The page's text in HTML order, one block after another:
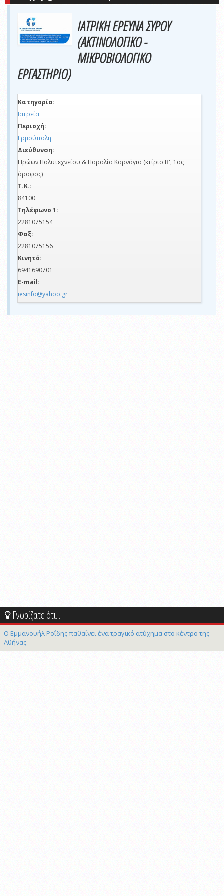
ΙΑΤΡΙΚΗ ΕΡΕΥΝΑ ΣΥΡΟΥ
(ΑΚΤΙΝΟΛΟΓΙΚΟ -
ΜΙΚΡΟΒΙΟΛΟΓΙΚΟ
ΕΡΓΑΣΤΗΡΙΟ)
Κατηγορία:
Ιατρεία
Περιοχή:
Ερμούπολη
Διεύθυνση:
Ηρώων Πολυτεχνείου & Παραλία Καρνάγιο (κτίριο Β', 1ος
όροφος)
Τ.Κ.:
84100
Τηλέφωνο 1:
2281075154
Φαξ:
2281075156
Κινητό:
6941690701
E-mail:
iesinfo@yahoo.gr
Γνωρίζατε ότι...
Ο Εμμανουήλ Ροΐδης παθαίνει ένα τραγικό ατύχημα στο κέντρο της
Αθήνας